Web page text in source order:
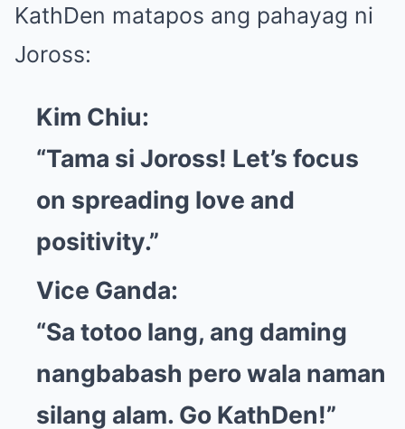
KathDen matapos ang pahayag ni
Joross:
Kim Chiu:
“Tama si Joross! Let’s focus
on spreading love and
positivity.”
Vice Ganda:
“Sa totoo lang, ang daming
nangbabash pero wala naman
silang alam. Go KathDen!”